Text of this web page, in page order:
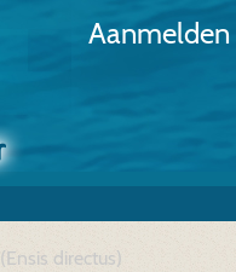
Aanmelden
(Ensis directus)